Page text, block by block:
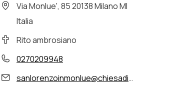
Via Monlue', 85 20138 Milano MI
Italia
Rito ambrosiano
0270209948
sanlorenzoinmonlue@chiesadimilano.it